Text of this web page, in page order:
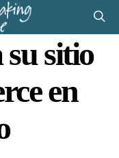
sitio
en